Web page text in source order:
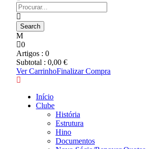
0
Artigos : 0
Subtotal : 0,00 €
Ver CarrinhoFinalizar Compra
Início
Clube
História
Estrutura
Hino
Documentos